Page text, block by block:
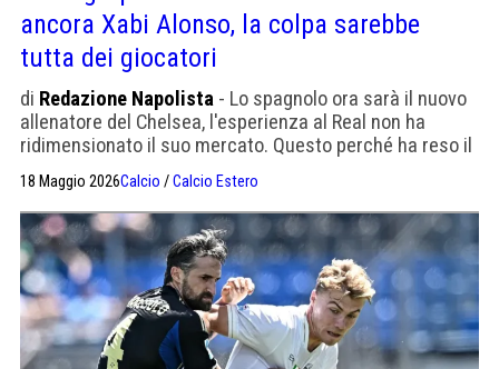
ancora Xabi Alonso, la colpa sarebbe
tutta dei giocatori
di Redazione Napolista - Lo spagnolo ora sarà il nuovo
allenatore del Chelsea, l'esperienza al Real non ha
ridimensionato il suo mercato. Questo perché ha reso il
impossibile con l'ego di Vinicius, Mbappé e co.
18 Maggio 2026Calcio /Calcio Estero